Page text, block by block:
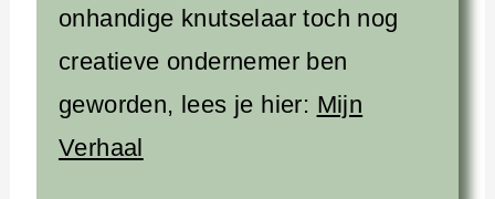
onhandige knutselaar toch nog
creatieve ondernemer ben
geworden, lees je hier: Mijn
Verhaal